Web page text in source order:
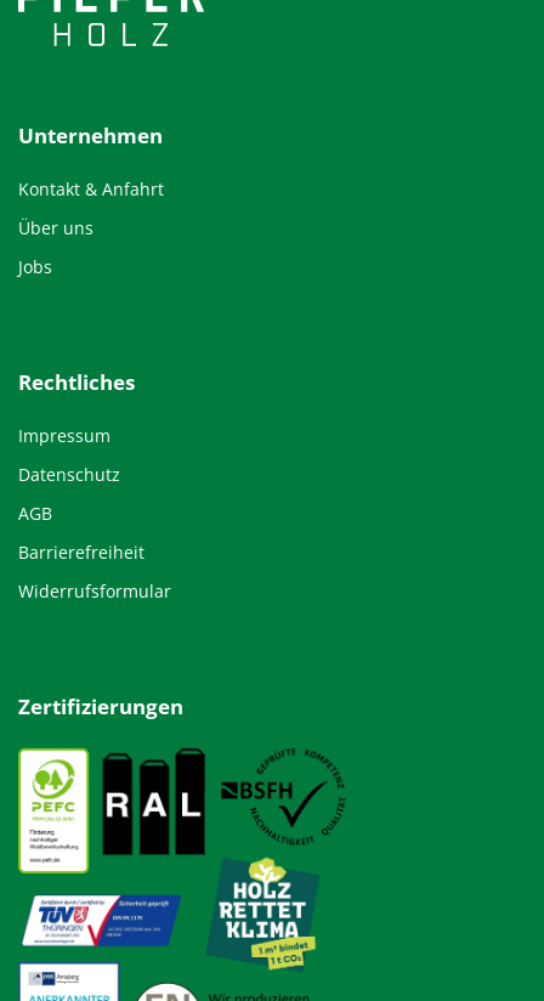
Unternehmen
Kontakt & Anfahrt
Über uns
Jobs
Rechtliches
Impressum
Datenschutz
AGB
Barrierefreiheit
Widerrufsformular
Zertifizierungen